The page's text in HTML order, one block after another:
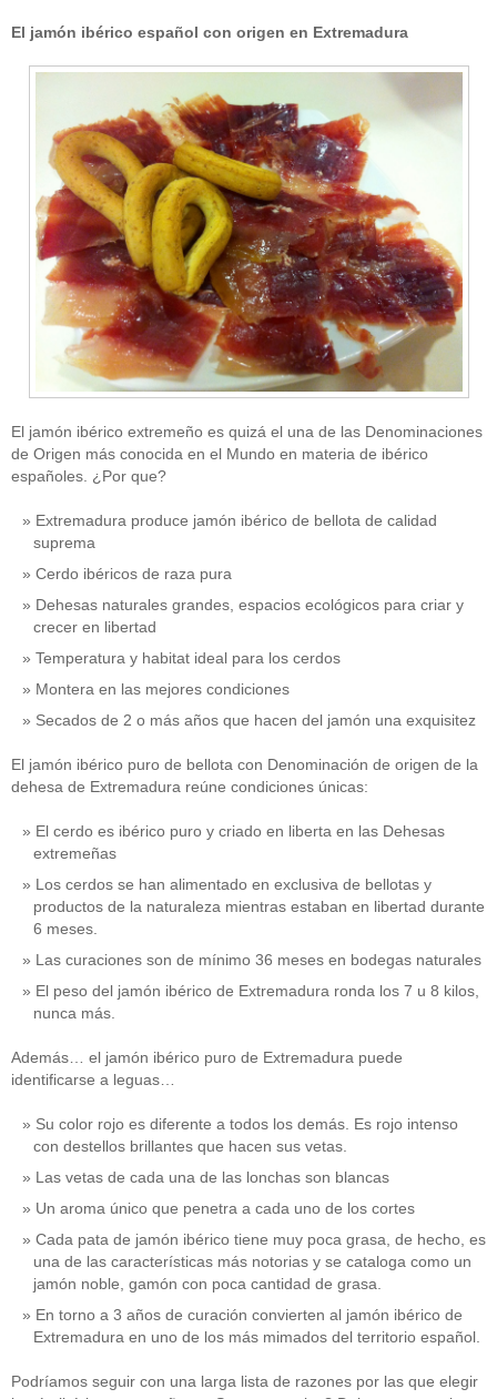
El jamón ibérico español con origen en Extremadura
El jamón ibérico extremeño es quizá el una de las Denominaciones
de Origen más conocida en el Mundo en materia de ibérico
españoles. ¿Por que?
Extremadura produce jamón ibérico de bellota de calidad
suprema
Cerdo ibéricos de raza pura
Dehesas naturales grandes, espacios ecológicos para criar y
crecer en libertad
Temperatura y habitat ideal para los cerdos
Montera en las mejores condiciones
Secados de 2 o más años que hacen del jamón una exquisitez
El jamón ibérico puro de bellota con Denominación de origen de la
dehesa de Extremadura reúne condiciones únicas:
El cerdo es ibérico puro y criado en liberta en las Dehesas
extremeñas
Los cerdos se han alimentado en exclusiva de bellotas y
productos de la naturaleza mientras estaban en libertad durante
6 meses.
Las curaciones son de mínimo 36 meses en bodegas naturales
El peso del jamón ibérico de Extremadura ronda los 7 u 8 kilos,
nunca más.
Además… el jamón ibérico puro de Extremadura puede
identificarse a leguas…
Su color rojo es diferente a todos los demás. Es rojo intenso
con destellos brillantes que hacen sus vetas.
Las vetas de cada una de las lonchas son blancas
Un aroma único que penetra a cada uno de los cortes
Cada pata de jamón ibérico tiene muy poca grasa, de hecho, es
una de las características más notorias y se cataloga como un
jamón noble, gamón con poca cantidad de grasa.
En torno a 3 años de curación convierten al jamón ibérico de
Extremadura en uno de los más mimados del territorio español.
Podríamos seguir con una larga lista de razones por las que elegir